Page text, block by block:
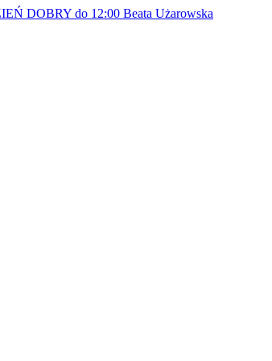
DOBRY do 12:00 Beata Użarowska